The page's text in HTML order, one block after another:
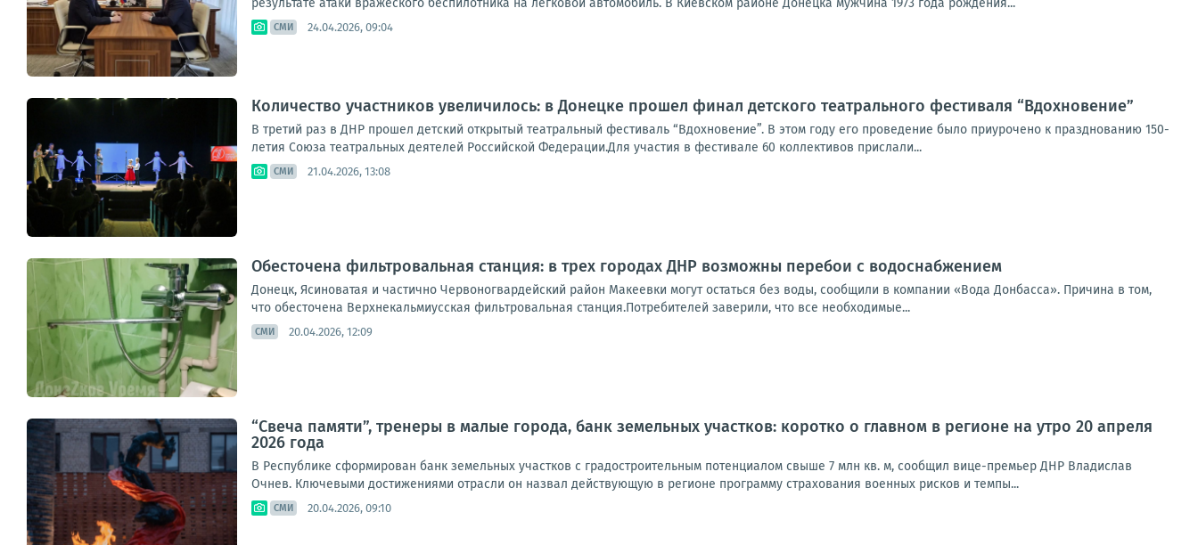
результате атаки вражеского беспилотника на легковой автомобиль. В Киевском районе Донецка мужчина 1973 года рождения...
СМИ 24.04.2026, 09:04
Количество участников увеличилось: в Донецке прошел финал детского театрального фестиваля “Вдохновение”
В третий раз в ДНР прошел детский открытый театральный фестиваль “Вдохновение”. В этом году его проведение было приурочено к празднованию 150-
летия Союза театральных деятелей Российской Федерации.Для участия в фестивале 60 коллективов прислали...
СМИ 21.04.2026, 13:08
Обесточена фильтровальная станция: в трех городах ДНР возможны перебои с водоснабжением
Донецк, Ясиноватая и частично Червоногвардейский район Макеевки могут остаться без воды, сообщили в компании «Вода Донбасса». Причина в том,
что обесточена Верхнекальмиусская фильтровальная станция.Потребителей заверили, что все необходимые...
СМИ 20.04.2026, 12:09
“Свеча памяти”, тренеры в малые города, банк земельных участков: коротко о главном в регионе на утро 20 апреля
2026 года
В Республике сформирован банк земельных участков с градостроительным потенциалом свыше 7 млн кв. м, сообщил вице-премьер ДНР Владислав
Очнев. Ключевыми достижениями отрасли он назвал действующую в регионе программу страхования военных рисков и темпы...
СМИ 20.04.2026, 09:10